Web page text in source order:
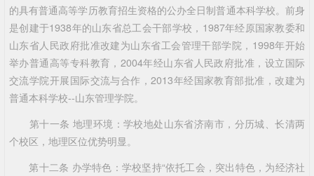
的具有普通高等学历教育招生资格的公办全日制普通本科学校。前身
是创建于1938年的山东省总工会干部学校，1987年经原国家教委和
山东省人民政府批准改建为山东省工会管理干部学院，1998年开始
举办普通高等专科教育，2004年经山东省人民政府批准，设立国际
交流学院开展国际交流与合作，2013年经国家教育部批准，改建为
普通本科学校--山东管理学院。
第十一条 地理环境：学校地处山东省济南市，分历城、长清两
个校区，地理区位优势明显。
第十二条 办学特色：学校坚持“依托工会，突出特色，为经济社